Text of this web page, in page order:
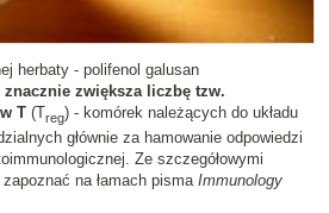
herbaty - polifenol galusan
znacznie zwiększa liczbę tzw.
T (Treg) - komórek należących do układu
głównie za hamowanie odpowiedzi
Ze szczegółowymi
na łamach pisma Immunology